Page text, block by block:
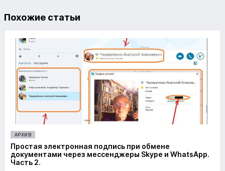
Похожие статьи
АРХИВ
Простая электронная подпись при обмене
документами через мессенджеры Skype и WhatsApp.
Часть 2.